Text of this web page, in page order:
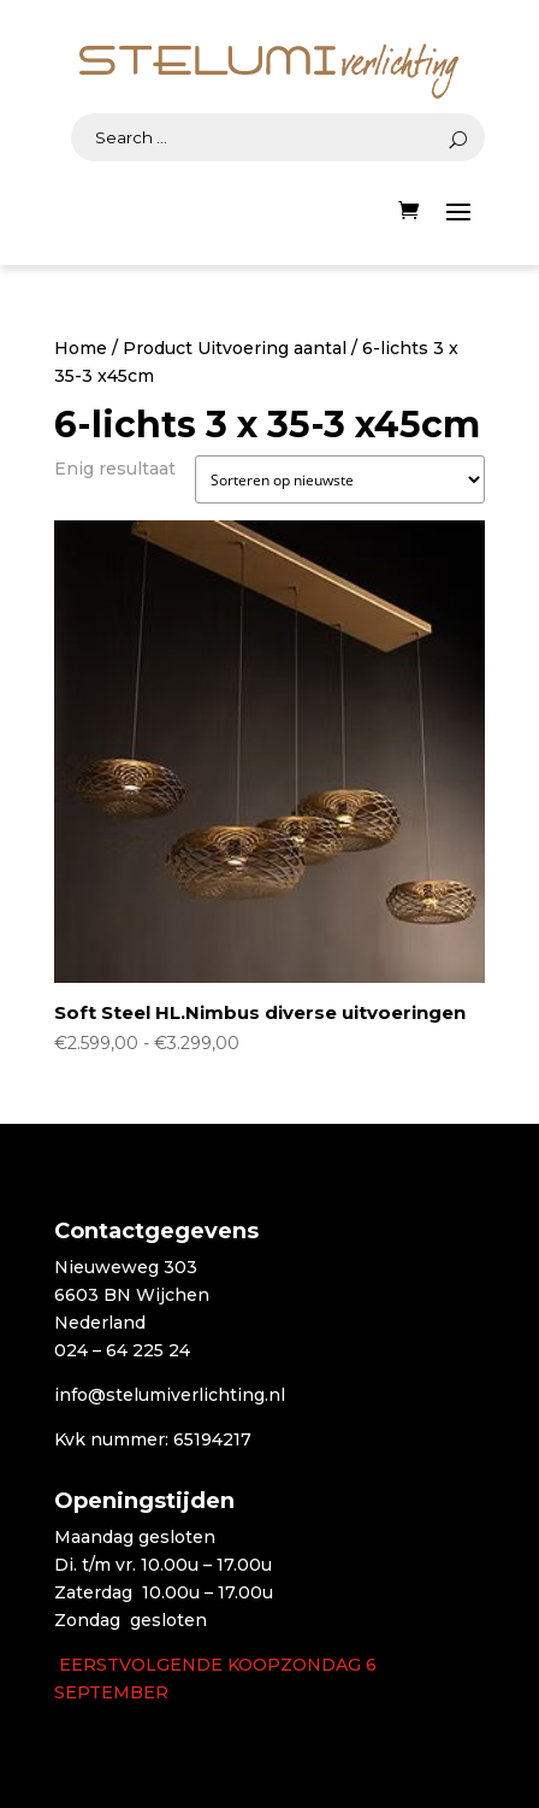
Home / Product Uitvoering aantal / 6-lichts 3 x
35-3 x45cm
6-lichts 3 x 35-3 x45cm
Enig resultaat
Soft Steel HL.Nimbus diverse uitvoeringen
€2.599,00 - €3.299,00Prijsklasse:
€3.299,00
Contactgegevens
Nieuweweg 303
6603 BN Wijchen
Nederland
024 – 64 225 24
info@stelumiverlichting.nl
Kvk nummer: 65194217
Openingstijden
Maandag gesloten
Di. t/m vr. 10.00u – 17.00u
Zaterdag 10.00u – 17.00u
Zondag gesloten
EERSTVOLGENDE KOOPZONDAG 6
SEPTEMBER